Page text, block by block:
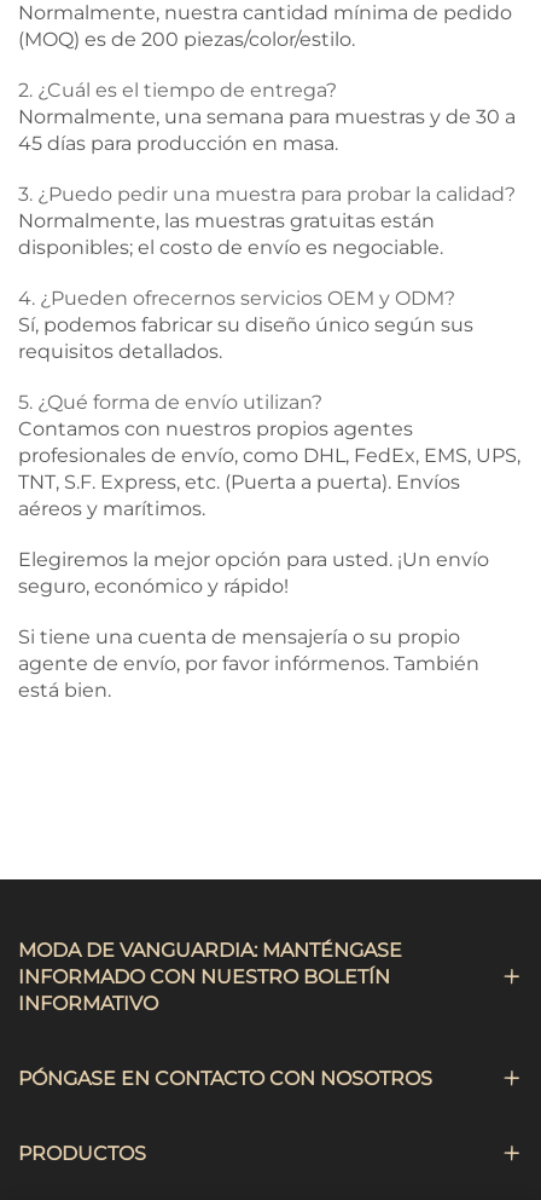
Normalmente, nuestra cantidad mínima de pedido
(MOQ) es de 200 piezas/color/estilo.
2. ¿Cuál es el tiempo de entrega?
Normalmente, una semana para muestras y de 30 a
45 días para producción en masa.
3. ¿Puedo pedir una muestra para probar la calidad?
Normalmente, las muestras gratuitas están
disponibles; el costo de envío es negociable.
4. ¿Pueden ofrecernos servicios OEM y ODM?
Sí, podemos fabricar su diseño único según sus
requisitos detallados.
5. ¿Qué forma de envío utilizan?
Contamos con nuestros propios agentes
profesionales de envío, como DHL, FedEx, EMS, UPS,
TNT, S.F. Express, etc. (Puerta a puerta). Envíos
aéreos y marítimos.
Elegiremos la mejor opción para usted. ¡Un envío
seguro, económico y rápido!
Si tiene una cuenta de mensajería o su propio
agente de envío, por favor infórmenos. También
está bien.
MODA DE VANGUARDIA: MANTÉNGASE
INFORMADO CON NUESTRO BOLETÍN
INFORMATIVO
PÓNGASE EN CONTACTO CON NOSOTROS
PRODUCTOS